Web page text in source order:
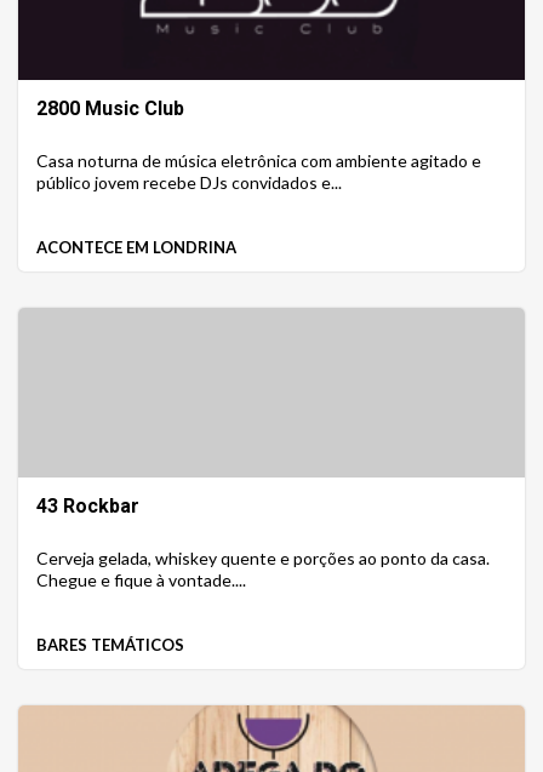
2800 Music Club
Casa noturna de música eletrônica com ambiente agitado e
público jovem recebe DJs convidados e...
ACONTECE EM LONDRINA
43 Rockbar
Cerveja gelada, whiskey quente e porções ao ponto da casa.
Chegue e fique à vontade....
BARES TEMÁTICOS